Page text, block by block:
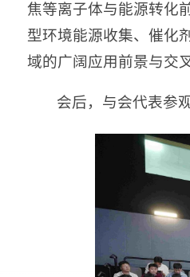
焦等离子体与能源转化
型环境能源收集、催化
域的广阔应用前景与交
会后，与会代表参